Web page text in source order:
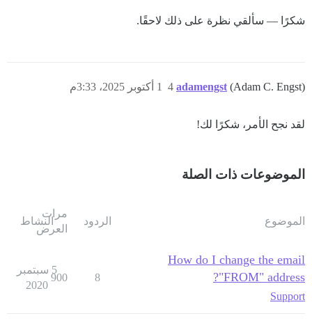
شكرًا — سألقي نظرة على ذلك لاحقًا.
adamengst (Adam C. Engst) 1 أكتوبر 2025، 3:33م 4
لقد نجح الأمر، شكرًا لك!
الموضوعات ذات الصلة
الموضوع الردود
مرات
العرض
النشاط
How do I change the email
"FROM" address?
Support
8
900
5 سبتمبر
2020